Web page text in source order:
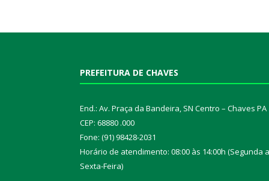
PREFEITURA DE CHAVES
End.: Av. Praça da Bandeira, SN Centro – Chaves PA
CEP: 68880 .000
Fone: (91) 98428-2031
Horário de atendimento: 08:00 às 14:00h (Segunda a
Sexta-Feira)